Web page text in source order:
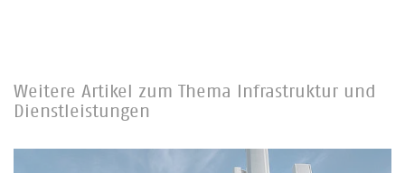
Weitere Artikel zum Thema Infrastruktur und
Dienstleistungen